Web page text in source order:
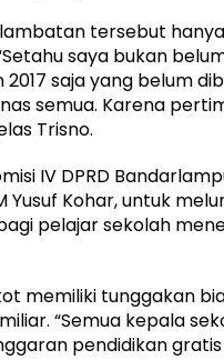
tersebut
saya bukan
saja yang belum
semua. Karena
Trisno.
IV DPRD
Kohar, untuk
pelajar sekolah
memiliki tunggakan
“Semua kepala
pendidikan gratis